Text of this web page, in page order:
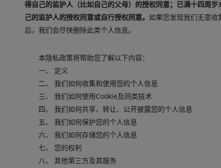
得自己的监护人（比如自己的父母）的授权同意；已满十四周
己的监护人的授权同意或自行授权同意。 如果您发现我们无意
后，我们会尽快删除此类个人信息。
本隐私政策将帮助您了解以下内容：
一、 定义
二、 我们如何收集和使用您的个人信息
三、 我们如何使用Cookie及同类技术
四、 我们如何共享、转让、公开披露您的个人信息
五、 我们如何保护您的个人信息
六、 我们如何存储您的个人信息
七、 您的权利
八、 其他第三方及其服务